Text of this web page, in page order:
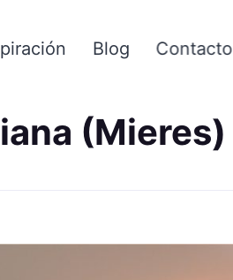
Blog Contacto
(Mieres)